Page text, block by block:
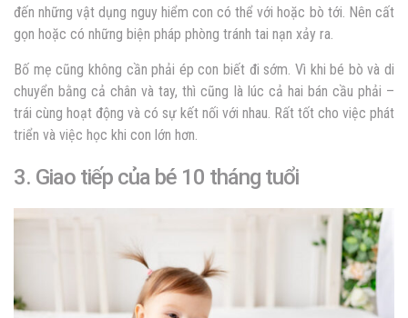
đến những vật dụng nguy hiểm con có thể với hoặc bò tới. Nên cất
gọn hoặc có những biện pháp phòng tránh tai nạn xảy ra.
Bố mẹ cũng không cần phải ép con biết đi sớm. Vì khi bé bò và di
chuyển bằng cả chân và tay, thì cũng là lúc cả hai bán cầu phải –
trái cùng hoạt động và có sự kết nối với nhau. Rất tốt cho việc phát
triển và việc học khi con lớn hơn.
3. Giao tiếp của bé 10 tháng tuổi